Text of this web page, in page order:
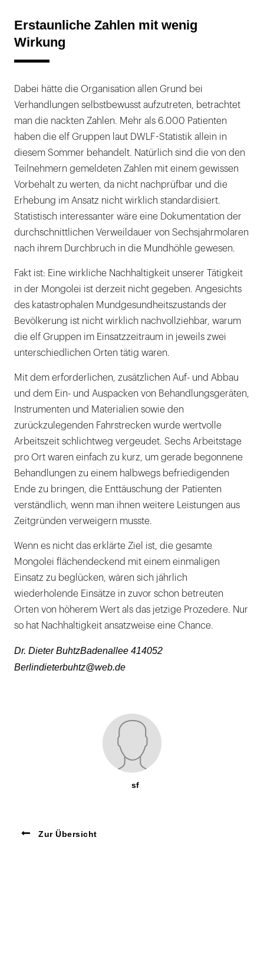
Erstaunliche Zahlen mit wenig
Wirkung
Dabei hätte die Organisation allen Grund bei
Verhandlungen selbstbewusst aufzutreten, betrachtet
man die nackten Zahlen. Mehr als 6.000 Patienten
haben die elf Gruppen laut DWLF-Statistik allein in
diesem Sommer behandelt. Natürlich sind die von den
Teilnehmern gemeldeten Zahlen mit einem gewissen
Vorbehalt zu werten, da nicht nachprüfbar und die
Erhebung im Ansatz nicht wirklich standardisiert.
Statistisch interessanter wäre eine Dokumentation der
durchschnittlichen Verweildauer von Sechsjahrmolaren
nach ihrem Durchbruch in die Mundhöhle gewesen.
Fakt ist: Eine wirkliche Nachhaltigkeit unserer Tätigkeit
in der Mongolei ist derzeit nicht gegeben. Angesichts
des katastrophalen Mundgesundheitszustands der
Bevölkerung ist nicht wirklich nachvollziehbar, warum
die elf Gruppen im Einsatzzeitraum in jeweils zwei
unterschiedlichen Orten tätig waren.
Mit dem erforderlichen, zusätzlichen Auf- und Abbau
und dem Ein- und Auspacken von Behandlungsgeräten,
Instrumenten und Materialien sowie den
zurückzulegenden Fahrstrecken wurde wertvolle
Arbeitszeit schlichtweg vergeudet. Sechs Arbeitstage
pro Ort waren einfach zu kurz, um gerade begonnene
Behandlungen zu einem halbwegs befriedigenden
Ende zu bringen, die Enttäuschung der Patienten
verständlich, wenn man ihnen weitere Leistungen aus
Zeitgründen verweigern musste.
Wenn es nicht das erklärte Ziel ist, die gesamte
Mongolei flächendeckend mit einem einmaligen
Einsatz zu beglücken, wären sich jährlich
wiederholende Einsätze in zuvor schon betreuten
Orten von höherem Wert als das jetzige Prozedere. Nur
so hat Nachhaltigkeit ansatzweise eine Chance.
Dr. Dieter BuhtzBadenallee 414052
Berlindieterbuhtz@web.de
sf
Zur Übersicht